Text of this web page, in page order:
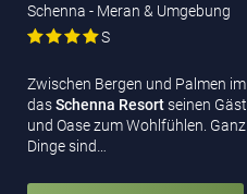
Schenna - Meran & Umgebung
S
Zwischen Bergen und Palmen
dasSchenna Resortseinen
und Oase zum Wohlfühlen.
Dinge sind…